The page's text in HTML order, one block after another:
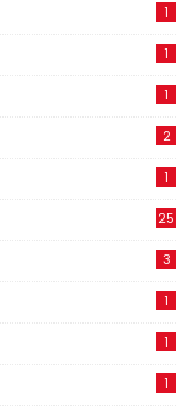
1
1
1
2
1
25
3
1
1
1